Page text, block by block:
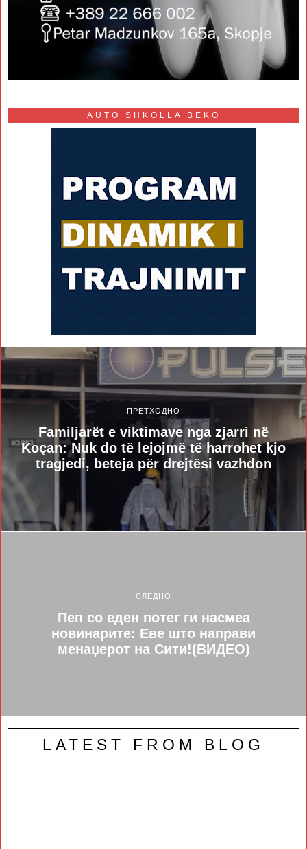
AUTO SHKOLLA BEKO
ПРЕТХОДНО
Familjarët e viktimave nga zjarri në
Koçan: Nuk do të lejojmë të harrohet kjo
tragjedi, beteja për drejtësi vazhdon
СЛЕДНО
Пеп со еден потег ги насмеа
новинарите: Еве што направи
менаџерот на Сити!(ВИДЕО)
LATEST FROM BLOG